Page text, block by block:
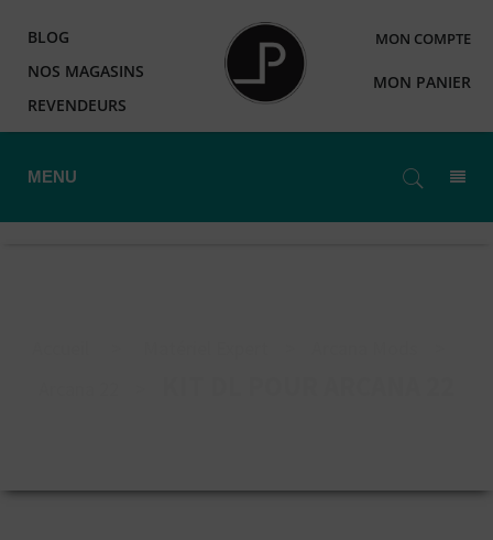
BLOG
NOS MAGASINS
REVENDEURS
MON COMPTE
MON PANIER
MENU